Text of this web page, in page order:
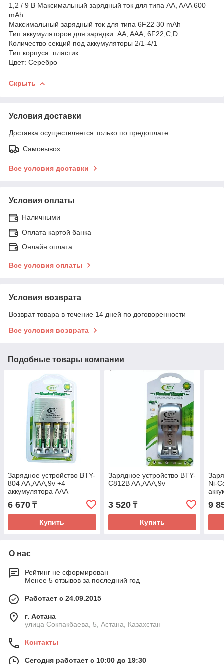
1,2 / 9 В Максимальный зарядный ток для типа AA, AAA 600
mAh
Максимальный зарядный ток для типа 6F22 30 mAh
Тип аккумуляторов для зарядки: AA, AAA, 6F22,С,D
Количество секций под аккумуляторы 2/1-4/1
Тип корпуса: пластик
Цвет: Серебро
Скрыть
Условия доставки
Доставка осуществляется только по предоплате.
Самовывоз
Все условия доставки
Условия оплаты
Наличными
Оплата картой банка
Онлайн оплата
Все условия оплаты
Условия возврата
Возврат товара в течение 14 дней по договоренности
Все условия возврата
Подобные товары компании
Зарядное устройство BTY-
804 AA,AAA,9v +4
аккумулятора AAA
1350mAh
6 670 ₸
Купить
Зарядное устройство BTY-
C812B AA,AAA,9v
3 520₸
Купить
Ni-
-12V
9
О нас
Рейтинг не сформирован
Менее 5 отзывов за последний год
Работает с 24.09.2015
г. Астана
улица Сокпакбаева, 5, Астана, Казахстан
Контакты
Сегодня работает с 10:00 до 19:30